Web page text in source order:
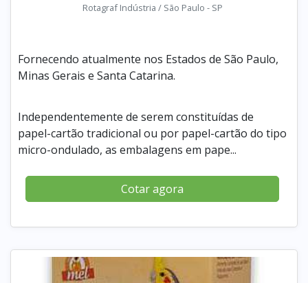
Rotagraf Indústria / São Paulo - SP
Fornecendo atualmente nos Estados de São Paulo,
Minas Gerais e Santa Catarina.
Independentemente de serem constituídas de
papel-cartão tradicional ou por papel-cartão do tipo
micro-ondulado, as embalagens em pape...
Cotar agora